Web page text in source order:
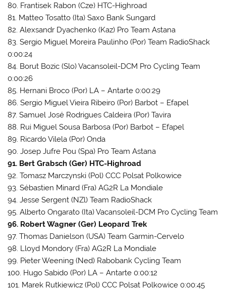
80. Frantisek Rabon (Cze) HTC-Highroad
81. Matteo Tosatto (Ita) Saxo Bank Sungard
82. Alexsandr Dyachenko (Kaz) Pro Team Astana
83. Sergio Miguel Moreira Paulinho (Por) Team RadioShack
0:00:24
84. Borut Bozic (Slo) Vacansoleil-DCM Pro Cycling Team
0:00:26
85. Hernani Broco (Por) LA – Antarte 0:00:29
86. Sergio Miguel Vieira Ribeiro (Por) Barbot – Efapel
87. Samuel José Rodrigues Caldeira (Por) Tavira
88. Rui Miguel Sousa Barbosa (Por) Barbot – Efapel
89. Ricardo Vilela (Por) Onda
90. Josep Jufre Pou (Spa) Pro Team Astana
91. Bert Grabsch (Ger) HTC-Highroad
92. Tomasz Marczynski (Pol) CCC Polsat Polkowice
93. Sébastien Minard (Fra) AG2R La Mondiale
94. Jesse Sergent (NZl) Team RadioShack
95. Alberto Ongarato (Ita) Vacansoleil-DCM Pro Cycling Team
96. Robert Wagner (Ger) Leopard Trek
97. Thomas Danielson (USA) Team Garmin-Cervelo
98. Lloyd Mondory (Fra) AG2R La Mondiale
99. Pieter Weening (Ned) Rabobank Cycling Team
100. Hugo Sabido (Por) LA – Antarte 0:00:12
101. Marek Rutkiewicz (Pol) CCC Polsat Polkowice 0:00:45